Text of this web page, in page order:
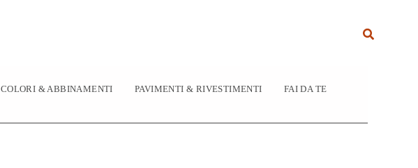
Cerca
COLORI & ABBINAMENTI PAVIMENTI & RIVESTIMENTI FAI DA TE